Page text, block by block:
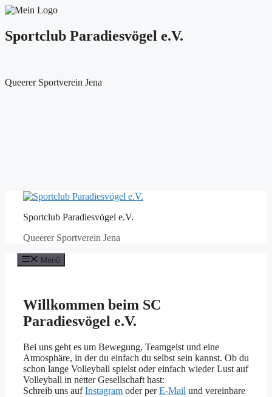
Sportclub Paradiesvögel e.V.
Queerer Sportverein Jena
springenSportclub Paradiesvögel e.V.
Queerer Sportverein Jena
Menü
Willkommen beim SC
Paradiesvögel e.V.
Bei uns geht es um Bewegung, Teamgeist und eine
Atmosphäre, in der du einfach du selbst sein kannst. Ob du
schon lange Volleyball spielst oder einfach wieder Lust auf
Volleyball in netter Gesellschaft hast:
Schreib uns aufInstagram oder perE-Mail und vereinbare